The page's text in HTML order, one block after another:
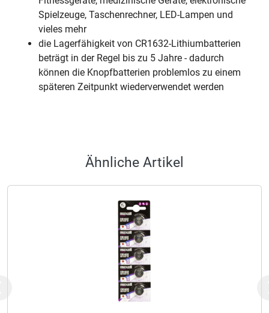
Spielzeuge, Taschenrechner, LED-Lampen und
vieles mehr
die Lagerfähigkeit von CR1632-Lithiumbatterien
beträgt in der Regel bis zu 5 Jahre - dadurch
können die Knopfbatterien problemlos zu einem
späteren Zeitpunkt wiederverwendet werden
Ähnliche Artikel